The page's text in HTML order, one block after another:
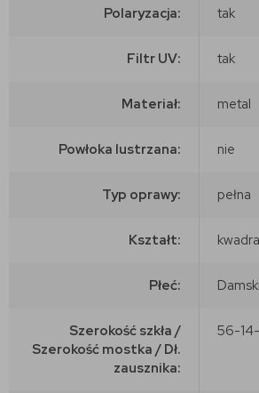
Polaryzacja: tak
Filtr UV: tak
Materiał: metal
Powłoka lustrzana: nie
Typ oprawy: pełna
Kształt:
Płeć:
Szerokość szkła /
Szerokość mostka / Dł.
zausznika:
56-